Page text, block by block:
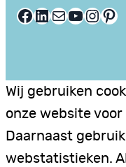
Facebook LinkedIn E-mail YouTube InstagramPinterest
Wij gebruiken
onze website
Daarnaast
webstatistieken.